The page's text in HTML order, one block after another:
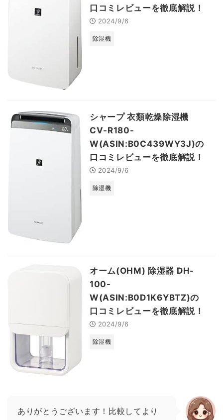
口コミレビューを徹底解説！
2024/9/6
除湿機
シャープ 衣類乾燥除湿機
CV-R180-
W(ASIN:B0C439WY3J)の
口コミレビューを徹底解説！
2024/9/6
除湿機
オーム(OHM) 除湿器 DH-
100-
W(ASIN:B0D1K6YBTZ)の
口コミレビューを徹底解説！
2024/9/6
除湿機
ありがとうございます！比較してより